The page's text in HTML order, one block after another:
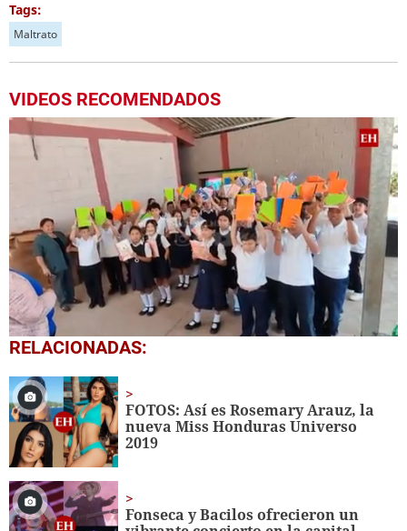
Tags:
Maltrato
VIDEOS RECOMENDADOS
0
seconds
1
minute,
56
seconds
RELACIONADAS:
FOTOS: Así es Rosemary Arauz, la
nueva Miss Honduras Universo
2019
Fonseca y Bacilos ofrecieron un